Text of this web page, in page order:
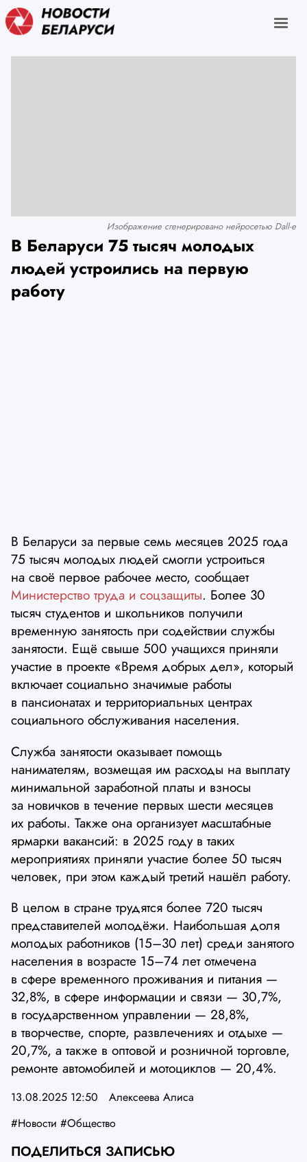
Изображение сгенерировано нейросетью Dall-e
В Беларуси 75 тысяч молодых
людей устроились на первую
работу
В Беларуси за первые семь месяцев 2025 года
75 тысяч молодых людей смогли устроиться
на своё первое рабочее место, сообщает
Министерство труда и соцзащиты. Более 30
тысяч студентов и школьников получили
временную занятость при содействии службы
занятости. Ещё свыше 500 учащихся приняли
участие в проекте «Время добрых дел», который
включает социально значимые работы
в пансионатах и территориальных центрах
социального обслуживания населения.
Служба занятости оказывает помощь
нанимателям, возмещая им расходы на выплату
минимальной заработной платы и взносы
за новичков в течение первых шести месяцев
их работы. Также она организует масштабные
ярмарки вакансий: в 2025 году в таких
мероприятиях приняли участие более 50 тысяч
человек, при этом каждый третий нашёл работу.
В целом в стране трудятся более 720 тысяч
представителей молодёжи. Наибольшая доля
молодых работников (15–30 лет) среди занятого
населения в возрасте 15–74 лет отмечена
в сфере временного проживания и питания —
32,8%, в сфере информации и связи — 30,7%,
в государственном управлении — 28,8%,
в творчестве, спорте, развлечениях и отдыхе —
20,7%, а также в оптовой и розничной торговле,
ремонте автомобилей и мотоциклов — 20,4%.
13.08.2025 12:50
Алексеева Алиса
#Новости #Общество
ПОДЕЛИТЬСЯ ЗАПИСЬЮ